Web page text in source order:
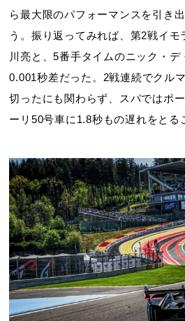
ら最大限のパフォーマンスを引き
う。振り返ってみれば、第2戦イ
川亮と、5番手タイムのニック・
0.001秒差だった。2戦連続でクル
切ったにも関わらず、スパではポ
ーリ50号車に1.8秒もの遅れをとる